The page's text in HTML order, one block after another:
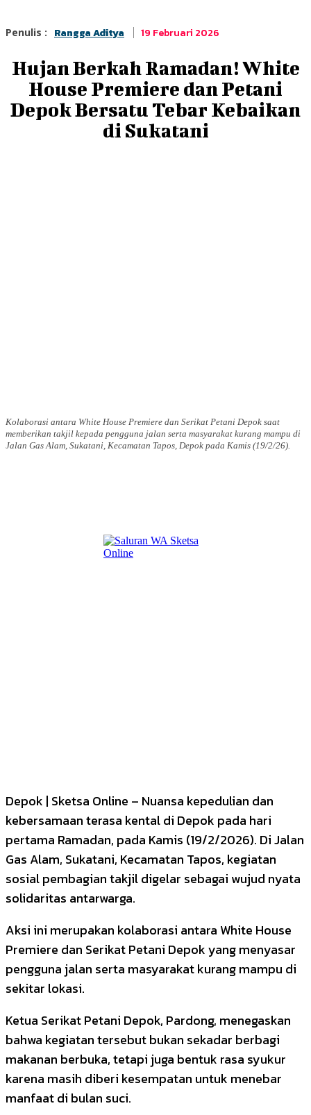
Penulis : Rangga Aditya 19 Februari 2026
Hujan Berkah Ramadan! White
House Premiere dan Petani
Depok Bersatu Tebar Kebaikan
di Sukatani
Kolaborasi antara White House Premiere dan Serikat Petani Depok saat
memberikan takjil kepada pengguna jalan serta masyarakat kurang mampu di
Jalan Gas Alam, Sukatani, Kecamatan Tapos, Depok pada Kamis (19/2/26).
Depok | Sketsa Online – Nuansa kepedulian dan
kebersamaan terasa kental di Depok pada hari
pertama Ramadan, pada Kamis (19/2/2026). Di Jalan
Gas Alam, Sukatani, Kecamatan Tapos, kegiatan
sosial pembagian takjil digelar sebagai wujud nyata
solidaritas antarwarga.
Aksi ini merupakan kolaborasi antara White House
Premiere dan Serikat Petani Depok yang menyasar
pengguna jalan serta masyarakat kurang mampu di
sekitar lokasi.
Ketua Serikat Petani Depok, Pardong, menegaskan
bahwa kegiatan tersebut bukan sekadar berbagi
makanan berbuka, tetapi juga bentuk rasa syukur
karena masih diberi kesempatan untuk menebar
manfaat di bulan suci.